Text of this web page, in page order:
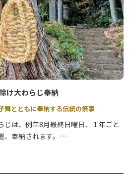
して地元で親しまれ、昔から《月待ち
23日（年により変動あり）に、安産
す。
選会やバンド演奏等の各種企画もお楽
け大わらじ奉納
舞とともに奉納する伝統の祭事
じは、例年8月最終日曜日、１年ごと
奉納されます。
奉納され、昔から今に続く地域の大